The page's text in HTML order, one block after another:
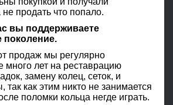
не продать что попало.
вы поддерживаете
продаж мы регулярно
много лет на реставрацию
замену колец, сеток, и
так как этим никто не занимается
поломки кольца негде играть.